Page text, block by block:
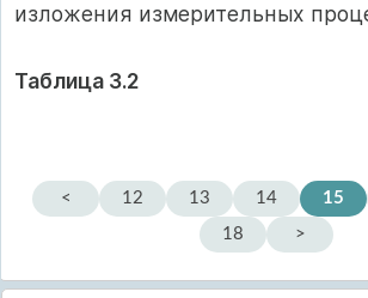
изложения измерительных
Таблица 3.2
< 12 13 14 15
18
>